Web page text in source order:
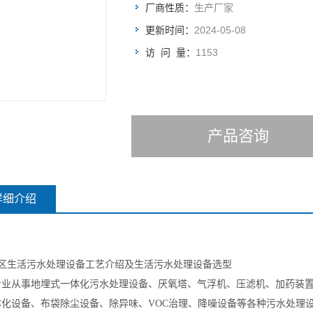
厂商性质： 生产厂家
更新时间： 2024-05-08
访 问 量： 1153
产品咨询
细介绍
生活污水处理设备工艺介绍及生活污水处理设备选型
从事地埋式一体化污水处理设备、厌氧塔、气浮机、压滤机、加药装
设备、布袋除尘设备、除异味、VOC治理、降噪设备等各种污水处理